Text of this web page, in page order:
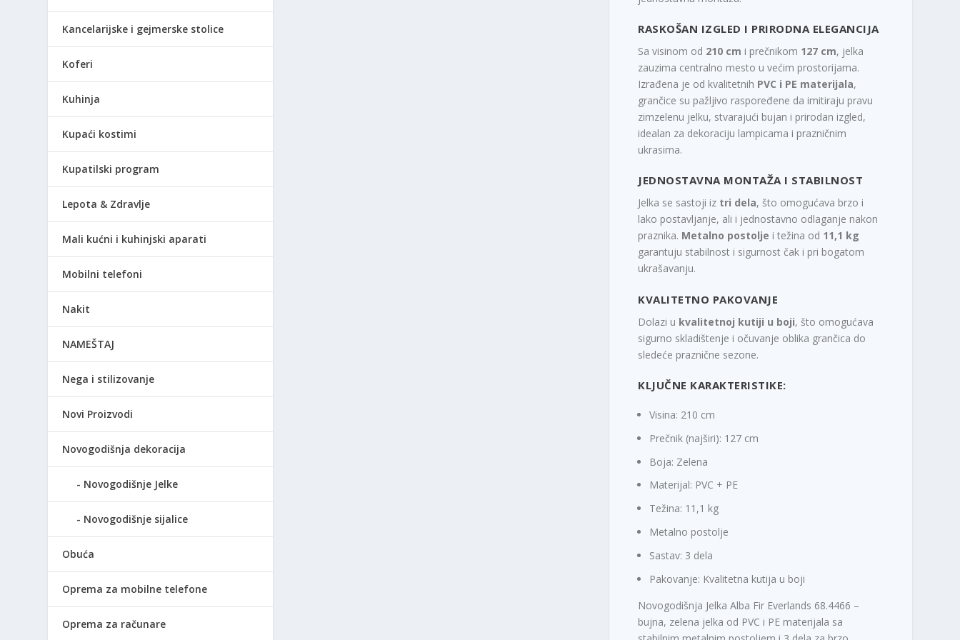
RASKOŠAN IZGLED I PRIRODNA ELEGANCIJA
Sa visinom od 210 cm i prečnikom 127 cm, jelka
zauzima centralno mesto u većim prostorijama.
Izrađena je od kvalitetnih PVC i PE materijala,
grančice su pažljivo raspoređene da imitiraju pravu
zimzelenu jelku, stvarajući bujan i prirodan izgled,
idealan za dekoraciju lampicama i prazničnim
ukrasima.
JEDNOSTAVNA MONTAŽA I STABILNOST
Jelka se sastoji iz tri dela, što omogućava brzo i
lako postavljanje, ali i jednostavno odlaganje nakon
praznika. Metalno postolje i težina od 11,1 kg
garantuju stabilnost i sigurnost čak i pri bogatom
ukrašavanju.
KVALITETNO PAKOVANJE
Dolazi u kvalitetnoj kutiji u boji, što omogućava
sigurno skladištenje i očuvanje oblika grančica do
sledeće praznične sezone.
KLJUČNE KARAKTERISTIKE:
Visina: 210 cm
Prečnik (najširi): 127 cm
Boja: Zelena
Materijal: PVC + PE
Težina: 11,1 kg
Metalno postolje
Sastav: 3 dela
Pakovanje: Kvalitetna kutija u boji
Novogodišnja Jelka Alba Fir Everlands 68.4466 –
bujna, zelena jelka od PVC i PE materijala sa
Kancelarijske i gejmerske stolice
Koferi
Kuhinja
Kupaći kostimi
Kupatilski program
Lepota & Zdravlje
Mali kućni i kuhinjski aparati
Mobilni telefoni
Nakit
NAMEŠTAJ
Nega i stilizovanje
Novi Proizvodi
Novogodišnja dekoracija
Novogodišnje Jelke
Novogodišnje sijalice
Obuća
Oprema za mobilne telefone
Oprema za računare